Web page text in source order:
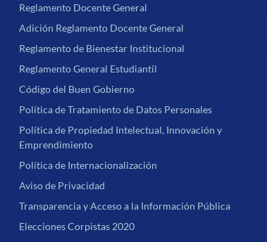
Reglamento Docente General
Adición Reglamento Docente General
Reglamento de Bienestar Institucional
Reglamento General Estudiantil
Código del Buen Gobierno
Política de Tratamiento de Datos Personales
Política de Propiedad Intelectual, Innovación y
Emprendimiento
Política de Internacionalización
Aviso de Privacidad
Transparencia y Acceso a la Información Pública
Elecciones Corpistas 2020